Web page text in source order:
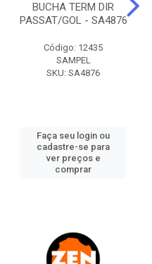
BUCHA TERM DIR
PASSAT/GOL - SA4876
Código: 12435
SAMPEL
SKU: SA4876
Faça seu login ou
cadastre-se para
ver preços e
comprar